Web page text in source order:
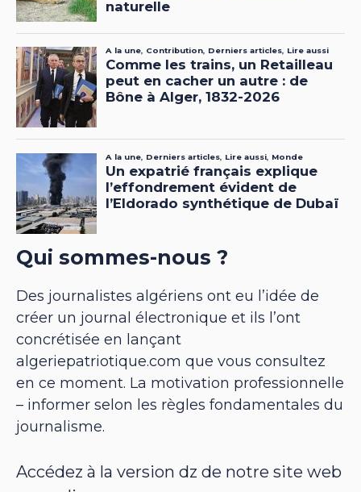
Qui sommes-nous ?
Des journalistes algériens ont eu l’idée de
créer un journal électronique et ils l’ont
concrétisée en lançant
algeriepatriotique.com que vous consultez
en ce moment. La motivation professionnelle
– informer selon les règles fondamentales du
journalisme.
Accédez à la version dz de notre site web